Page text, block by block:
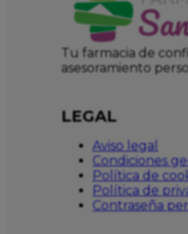
Tu farmacia de
asesoramiento
LEGAL
Aviso legal
Condiciones
Política de
Política de
Contraseña